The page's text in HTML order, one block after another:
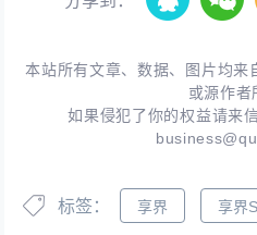
本站所有文章、数据、图片均来
或源作者
如果侵犯了你的权益请来
标签： 享界 享界